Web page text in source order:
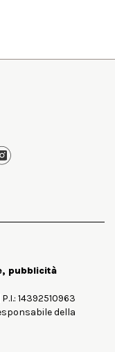
pubblicità
14392510963
della